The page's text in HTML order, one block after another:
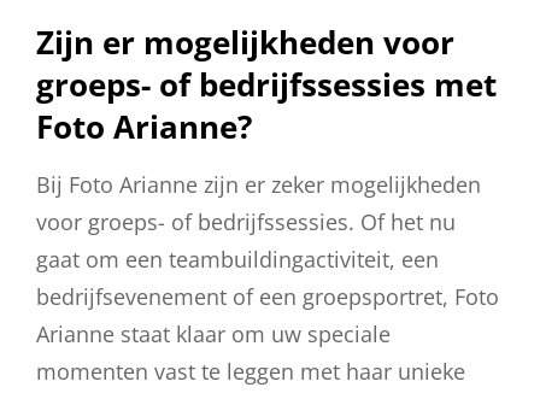
Zijn er mogelijkheden voor
groeps- of bedrijfssessies met
Foto Arianne?
Bij Foto Arianne zijn er zeker mogelijkheden
voor groeps- of bedrijfssessies. Of het nu
gaat om een teambuildingactiviteit, een
bedrijfsevenement of een groepsportret, Foto
Arianne staat klaar om uw speciale
momenten vast te leggen met haar unieke